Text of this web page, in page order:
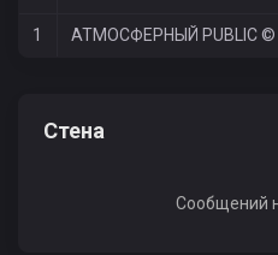
1 АТМОСФЕРНЫЙ PUBLIC ©
Стена
Сообщений